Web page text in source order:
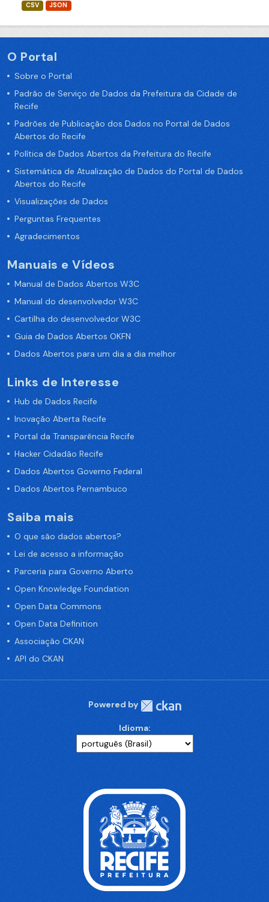
CSV JSON
O Portal
Sobre o Portal
Padrão de Serviço de Dados da Prefeitura da Cidade de
Recife
Padrões de Publicação dos Dados no Portal de Dados
Abertos do Recife
Política de Dados Abertos da Prefeitura do Recife
Sistemática de Atualização de Dados do Portal de Dados
Abertos do Recife
Visualizações de Dados
Perguntas Frequentes
Agradecimentos
Manuais e Vídeos
Manual de Dados Abertos W3C
Manual do desenvolvedor W3C
Cartilha do desenvolvedor W3C
Guia de Dados Abertos OKFN
Dados Abertos para um dia a dia melhor
Links de Interesse
Hub de Dados Recife
Inovação Aberta Recife
Portal da Transparência Recife
Hacker Cidadão Recife
Dados Abertos Governo Federal
Dados Abertos Pernambuco
Saiba mais
O que são dados abertos?
Lei de acesso a informação
Parceria para Governo Aberto
Open Knowledge Foundation
Open Data Commons
Open Data Definition
Associação CKAN
API do CKAN
Powered by
Idioma